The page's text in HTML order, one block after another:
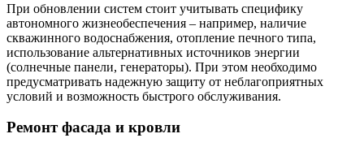
При обновлении систем стоит учитывать специфику
автономного жизнеобеспечения – например, наличие
скважинного водоснабжения, отопление печного типа,
использование альтернативных источников энергии
(солнечные панели, генераторы). При этом необходимо
предусматривать надежную защиту от неблагоприятных
условий и возможность быстрого обслуживания.
Ремонт фасада и кровли